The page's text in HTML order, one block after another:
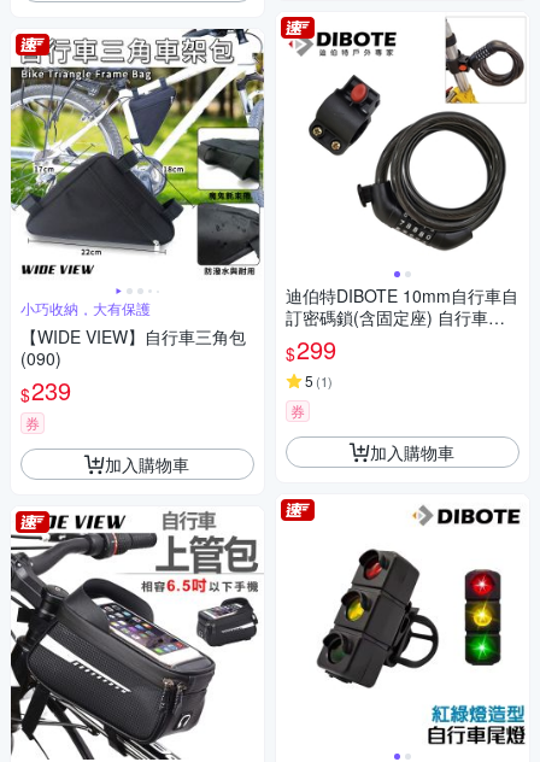
小巧收納，大有保護
【WIDE VIEW】自行車三角包
(090)
$239
券
加入購物車
迪伯特DIBOTE 10mm自行車自
訂密碼鎖(含固定座) 自行車鎖
單車鎖
$299
5 (1)
券
加入購物車